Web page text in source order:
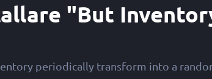
"But
periodically transform into a